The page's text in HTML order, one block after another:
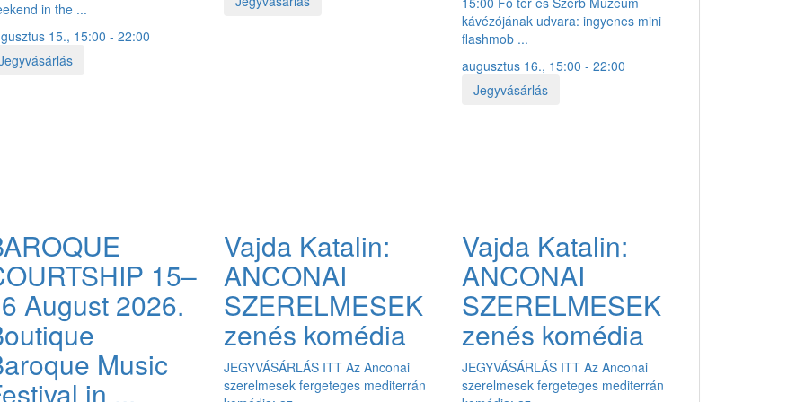
in the ...
15., 15:00 - 22:00
kávézójának udvara: ingyenes mini
flashmob ...
augusztus 16., 15:00 - 22:00
Jegyvásárlás
15–
August 2026.
Music
in ...
Vajda Katalin:
ANCONAI
SZERELMESEK
zenés komédia
JEGYVÁSÁRLÁS ITT Az Anconai
szerelmesek fergeteges mediterrán
Vajda Katalin:
ANCONAI
SZERELMESEK
zenés komédia
JEGYVÁSÁRLÁS ITT Az Anconai
szerelmesek fergeteges mediterrán